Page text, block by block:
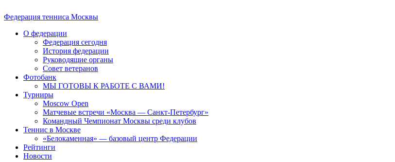
Федерация тенниса Москвы
О федерации
Федерация сегодня
История федерации
Руководящие органы
Совет ветеранов
Фотобанк
МЫ ГОТОВЫ К РАБОТЕ С ВАМИ!
Турниры
Moscow Open
Матчевые встречи «Москва — Санкт-Петербург»
Командный Чемпионат Москвы среди клубов
Теннис в Москве
«Белокаменная» — базовый центр Федерации
Рейтинги
Новости